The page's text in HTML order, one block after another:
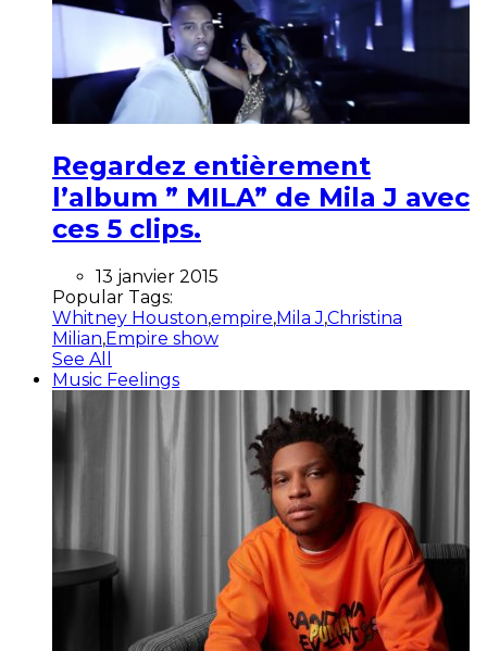
Regardez entièrement
l’album ” MILA” de Mila J avec
ces 5 clips.
13 janvier 2015
Popular Tags:
Whitney Houston,empire,Mila J,Christina
Milian,Empire show
See All
Music Feelings